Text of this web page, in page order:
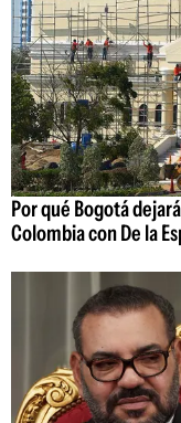
Por qué Bogotá
Colombia con De la